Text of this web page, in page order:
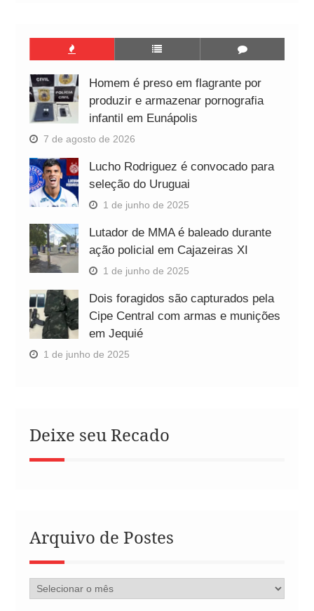
Homem é preso em flagrante por
produzir e armazenar pornografia
infantil em Eunápolis
7 de agosto de 2026
Lucho Rodriguez é convocado para
seleção do Uruguai
1 de junho de 2025
Lutador de MMA é baleado durante
ação policial em Cajazeiras XI
1 de junho de 2025
Dois foragidos são capturados pela
Cipe Central com armas e munições
em Jequié
1 de junho de 2025
Deixe seu Recado
Arquivo de Postes
Arquivo
de